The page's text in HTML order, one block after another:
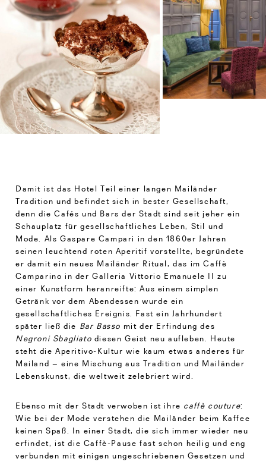
Damit ist das Hotel Teil einer langen Mailänder
Tradition und befindet sich in bester Gesellschaft,
denn die Cafés und Bars der Stadt sind seit jeher ein
Schauplatz für gesellschaftliches Leben, Stil und
Mode. Als Gaspare Campari in den 1860er Jahren
seinen leuchtend roten Aperitif vorstellte, begründete
er damit ein neues Mailänder Ritual, das im Caffè
Camparino in der Galleria Vittorio Emanuele II zu
einer Kunstform heranreifte: Aus einem simplen
Getränk vor dem Abendessen wurde ein
gesellschaftliches Ereignis. Fast ein Jahrhundert
später ließ die Bar Basso mit der Erfindung des
Negroni Sbagliato diesen Geist neu aufleben. Heute
steht die Aperitivo-Kultur wie kaum etwas anderes für
Mailand – eine Mischung aus Tradition und Mailänder
Lebenskunst, die weltweit zelebriert wird.
Ebenso mit der Stadt verwoben ist ihre caffè couture:
Wie bei der Mode verstehen die Mailänder beim Kaffee
keinen Spaß. In einer Stadt, die sich immer wieder neu
erfindet, ist die Caffè-Pause fast schon heilig und eng
verbunden mit einigen ungeschriebenen Gesetzen und